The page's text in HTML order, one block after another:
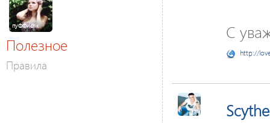
пуФФистік
Полезное
Правила
С
http://
Scythe